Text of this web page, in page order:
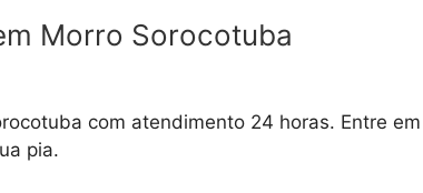
Morro Sorocotuba
com atendimento 24 horas. Entre
pia.